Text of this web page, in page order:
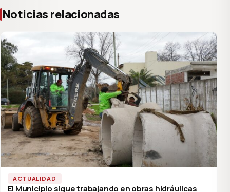
Noticias relacionadas
ACTUALIDAD
El Municipio sigue trabajando en obras hidráulicas